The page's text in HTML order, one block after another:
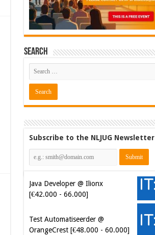
Search
Subscribe to the NLJUG Newsletter
Java Developer @ Ilionx
[€42.000 - 66.000]
Test Automatiseerder @
OrangeCrest [€48.000 - 60.000]